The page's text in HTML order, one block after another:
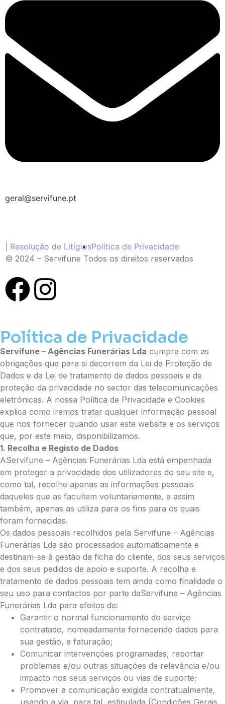
geral@servifune.pt
| Resolução de LitígiosPolítica de Privacidade
© 2024 – Servifune Todos os direitos reservados
Neste formulário, a nossa equipa entrará
em contacto para encontrar a melhor
forma de pagamento.
O que deseja enviar?
Cruz
Ramo de Flores:
Opção 3 (€35)
Opção 4 (€40)
Opção 6 (€50)
Opção 7 (€55)
Opção 8 (€55)
Pequena (€85)
Média (€100)
Grande (€115)
Cruz:
Pequena (€85)
Média (€100)
Grande (€115)
Coração:
Pequena (€85)
Média (€100)
Grande (€115)
Coroa:
Mini (€75)
Pequena (€85)
Média (€100)
Grande (€115)
O seu nome
Contacto telefónico*
O seu email*
Mensagem a constar no cartão
Política de Privacidade
Servifune – Agências Funerárias Lda cumpre com as
obrigações que para si decorrem da Lei de Proteção de
Dados e da Lei de tratamento de dados pessoais e de
proteção da privacidade no sector das telecomunicações
eletrónicas. A nossa Política de Privacidade e Cookies
explica como iremos tratar qualquer informação pessoal
que nos fornecer quando usar este website e os serviços
que, por este meio, disponibilizamos.
1. Recolha e Registo de Dados
AServifune – Agências Funerárias Lda está empenhada
em proteger a privacidade dos utilizadores do seu site e,
como tal, recolhe apenas as informações pessoais
daqueles que as facultem voluntariamente, e assim
também, apenas as utiliza para os fins para os quais
foram fornecidas.
Os dados pessoais recolhidos pela Servifune – Agências
Funerárias Lda são processados automaticamente e
destinam-se à gestão da ficha do cliente, dos seus serviços
e dos seus pedidos de apoio e suporte. A recolha e
tratamento de dados pessoais tem ainda como finalidade o
seu uso para contactos por parte daServifune – Agências
Funerárias Lda para efeitos de:
Garantir o normal funcionamento do serviço
contratado, nomeadamente fornecendo dados para
sua gestão, e faturação;
Comunicar intervenções programadas, reportar
problemas e/ou outras situações de relevância e/ou
impacto nos seus serviços ou vias de suporte;
Promover a comunicação exigida contratualmente,
usando a via, para tal, estipulada (Condições Gerais